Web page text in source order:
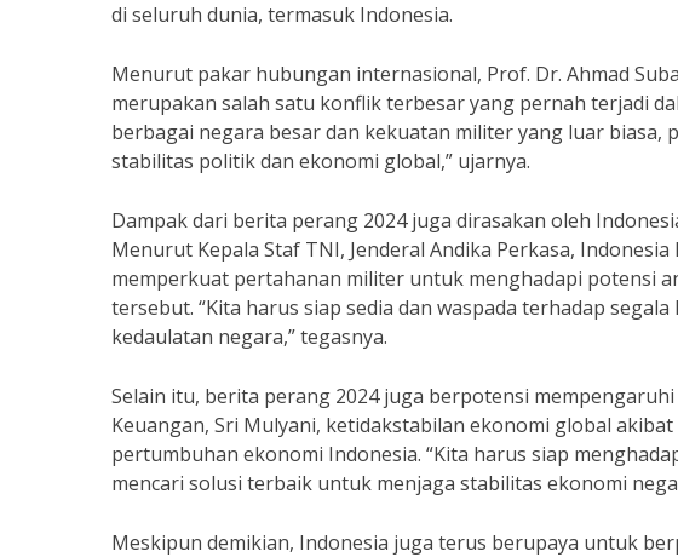
di seluruh dunia, termasuk Indonesia.
Menurut pakar hubungan internasional, Prof. Dr. Ahmad
merupakan salah satu konflik terbesar yang pernah terjadi
berbagai negara besar dan kekuatan militer yang luar biasa,
stabilitas politik dan ekonomi global,” ujarnya.
Dampak dari berita perang 2024 juga dirasakan oleh
Menurut Kepala Staf TNI, Jenderal Andika Perkasa,
memperkuat pertahanan militer untuk menghadapi potensi
tersebut. “Kita harus siap sedia dan waspada terhadap
kedaulatan negara,” tegasnya.
Selain itu, berita perang 2024 juga berpotensi
Keuangan, Sri Mulyani, ketidakstabilan ekonomi global
pertumbuhan ekonomi Indonesia. “Kita harus siap
mencari solusi terbaik untuk menjaga stabilitas ekonomi
Meskipun demikian, Indonesia juga terus berupaya untuk